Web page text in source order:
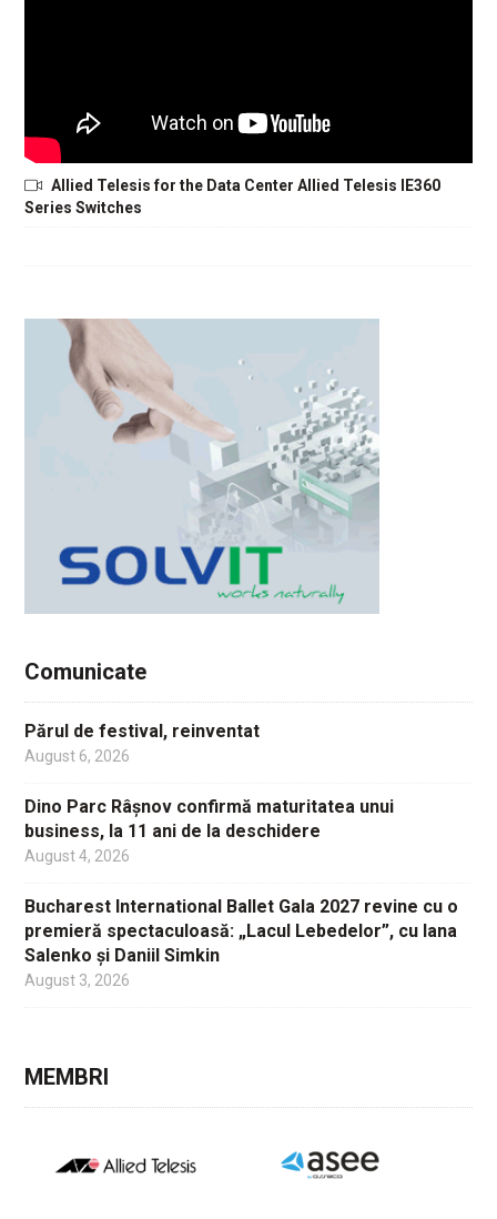
Allied Telesis for the Data Center Allied Telesis IE360
Series Switches
Comunicate
Părul de festival, reinventat
August 6, 2026
Dino Parc Râșnov confirmă maturitatea unui
business, la 11 ani de la deschidere
August 4, 2026
Bucharest International Ballet Gala 2027 revine cu o
premieră spectaculoasă: „Lacul Lebedelor”, cu Iana
Salenko și Daniil Simkin
August 3, 2026
MEMBRI